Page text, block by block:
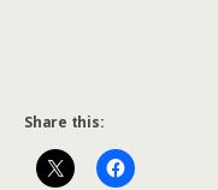
Share this: